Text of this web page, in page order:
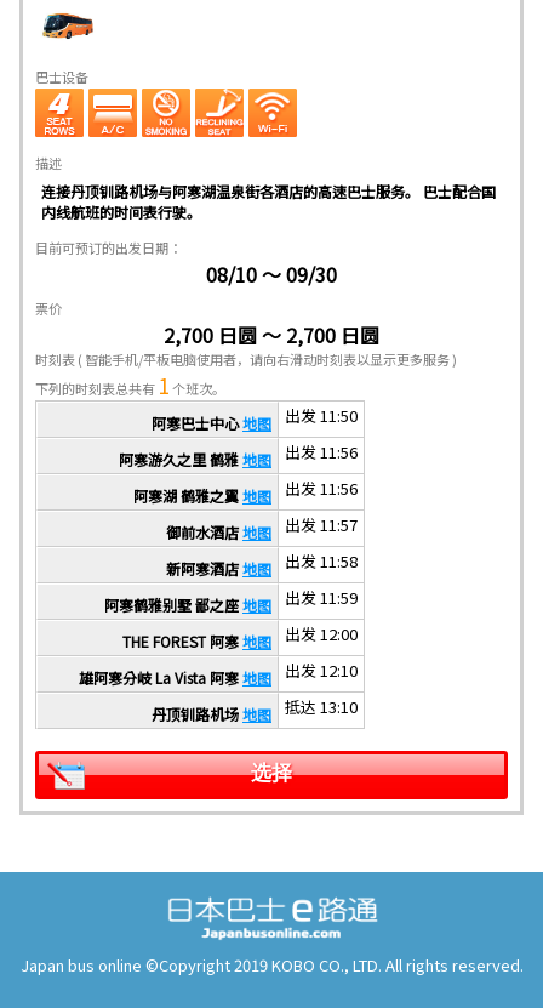
巴士设备
描述
连接丹顶钏路机场与阿寒湖温泉街各酒店的高速巴士服务。 巴士配合国
内线航班的时间表行驶。
目前可预订的出发日期：
08/10 ～ 09/30
票价
2,700 日圆 ～ 2,700 日圆
时刻表( 智能手机/平板电脑使用者，请向右滑动时刻表以显示更多服务 )
下列的时刻表总共有 1个班次。
阿寒巴士中心地图 出发 11:50
阿寒游久之里 鹤雅地图 出发 11:56
阿寒湖 鹤雅之翼地图 出发 11:56
御前水酒店地图 出发 11:57
新阿寒酒店地图 出发 11:58
阿寒鹤雅别墅 鄙之座地图 出发 11:59
THE FOREST 阿寒地图 出发 12:00
雄阿寒分岐 La Vista 阿寒地图 出发 12:10
丹顶钏路机场地图 抵达 13:10
选择
Japan bus online ©Copyright 2019 KOBO CO., LTD. All rights reserved.